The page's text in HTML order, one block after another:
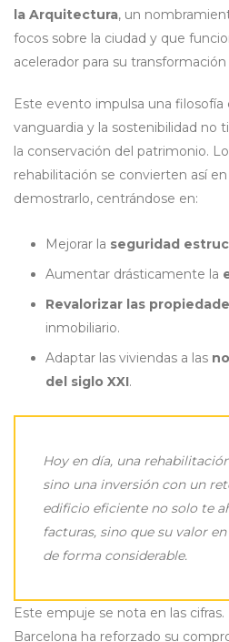
la Arquitectura, un
focos sobre la ciudad y que
acelerador para su transformación
Este evento impulsa una filosofía
vanguardia y la sostenibilidad no
la conservación del patrimonio.
rehabilitación se convierten así
demostrarlo, centrándose en:
Mejorar la seguridad
Aumentar drásticamente la
Revalorizar las
inmobiliario.
Adaptar las viviendas a las
del siglo XXI.
Hoy en día, una
sino una inversión con un
edificio eficiente no solo te
facturas, sino que su valor
de forma considerable.
Este empuje se nota en las
Barcelona ha reforzado su